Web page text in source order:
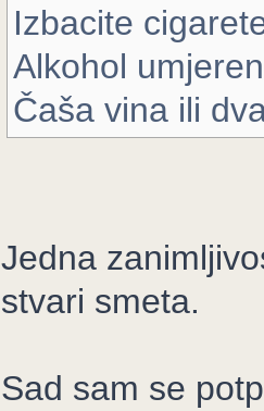
Izbacite
Alkohol
Čaša vina ili
Jedna
stvari smeta.
Sad sam se